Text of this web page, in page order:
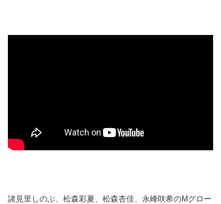
諸見里しのぶ、松森彩夏、松森杏佳、永峰咲希のMグロー